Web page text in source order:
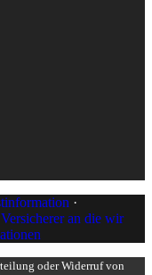
·
Versicherer an die wir
oder Widerruf von